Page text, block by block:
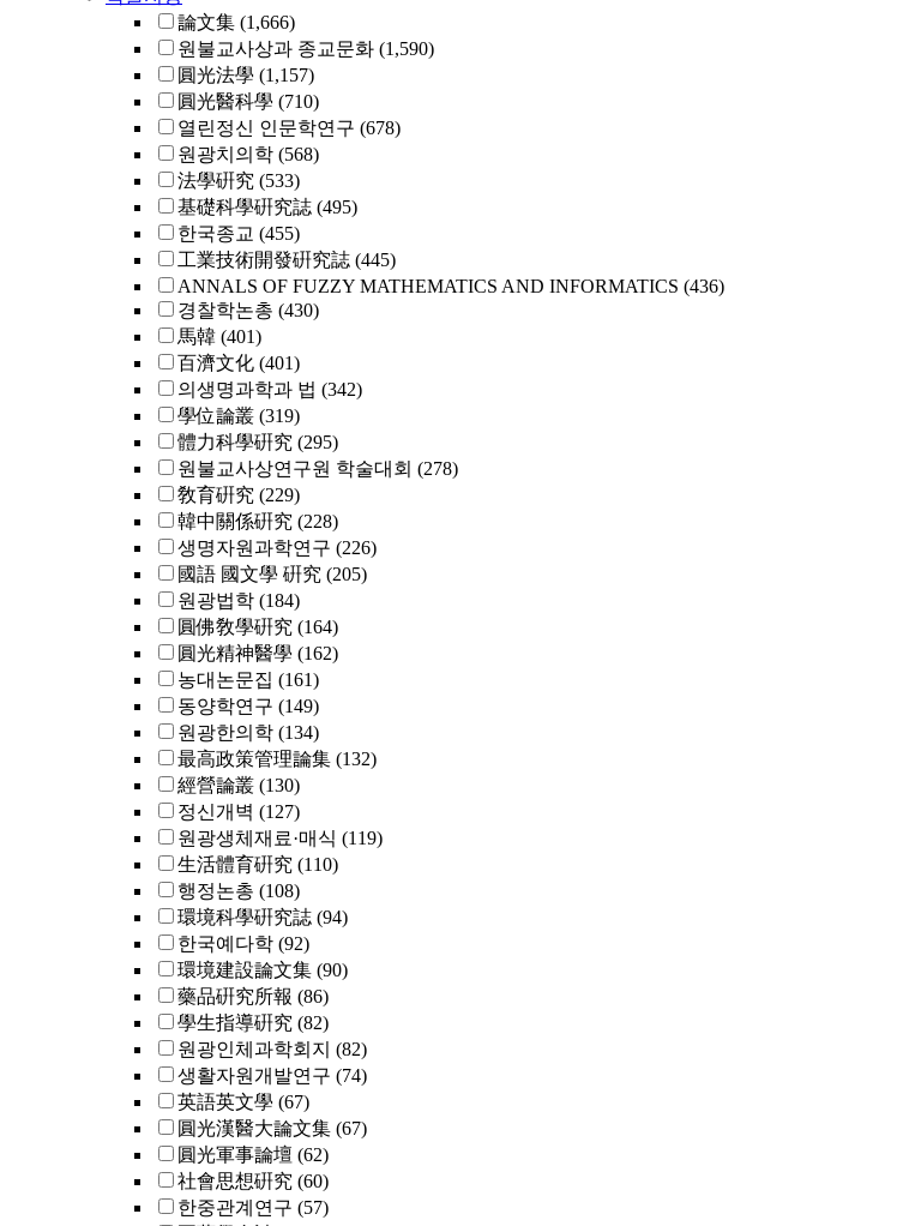
論文集 (1,666)
원불교사상과 종교문화 (1,590)
圓光法學 (1,157)
圓光醫科學 (710)
열린정신 인문학연구 (678)
원광치의학 (568)
法學硏究 (533)
基礎科學硏究誌 (495)
한국종교 (455)
工業技術開發硏究誌 (445)
ANNALS OF FUZZY MATHEMATICS AND INFORMATICS (436)
경찰학논총 (430)
馬韓 (401)
百濟文化 (401)
의생명과학과 법 (342)
學位論叢 (319)
體力科學硏究 (295)
원불교사상연구원 학술대회 (278)
敎育硏究 (229)
韓中關係硏究 (228)
생명자원과학연구 (226)
國語 國文學 硏究 (205)
원광법학 (184)
圓佛敎學硏究 (164)
圓光精神醫學 (162)
농대논문집 (161)
동양학연구 (149)
원광한의학 (134)
最高政策管理論集 (132)
經營論叢 (130)
정신개벽 (127)
원광생체재료·매식 (119)
生活體育硏究 (110)
행정논총 (108)
環境科學硏究誌 (94)
한국예다학 (92)
環境建設論文集 (90)
藥品硏究所報 (86)
學生指導硏究 (82)
원광인체과학회지 (82)
생활자원개발연구 (74)
英語英文學 (67)
圓光漢醫大論文集 (67)
圓光軍事論壇 (62)
社會思想硏究 (60)
한중관계연구 (57)